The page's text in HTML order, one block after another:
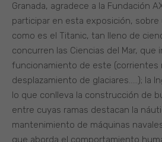
Granada, agradece a la Fundación
participar en esta exposición,
como es el Titanic, tan lleno de
concurren las Ciencias del Mar, que
funcionamiento de este (corrientes
desplazamiento de glaciares…..); la
lo que conlleva la construcción de
entre cuyas ramas destacan la
mantenimiento de máquinas
que aborda el comportamiento